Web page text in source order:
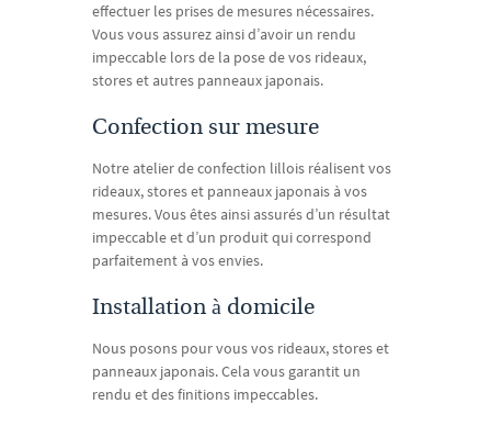
effectuer les prises de mesures nécessaires.
Vous vous assurez ainsi d’avoir un rendu
impeccable lors de la pose de vos rideaux,
stores et autres panneaux japonais.
Confection sur mesure
Notre atelier de confection lillois réalisent vos
rideaux, stores et panneaux japonais à vos
mesures. Vous êtes ainsi assurés d’un résultat
impeccable et d’un produit qui correspond
parfaitement à vos envies.
Installation à domicile
Nous posons pour vous vos rideaux, stores et
panneaux japonais. Cela vous garantit un
rendu et des finitions impeccables.